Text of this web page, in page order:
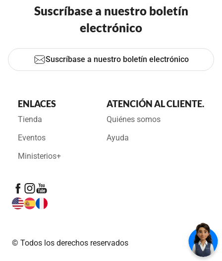
Suscríbase a nuestro boletín
electrónico
Suscríbase a nuestro boletín electrónico
ENLACES
Tienda
Eventos
Ministerios+
ATENCIÓN AL CLIENTE.
Quiénes somos
Ayuda
© Todos los derechos reservados